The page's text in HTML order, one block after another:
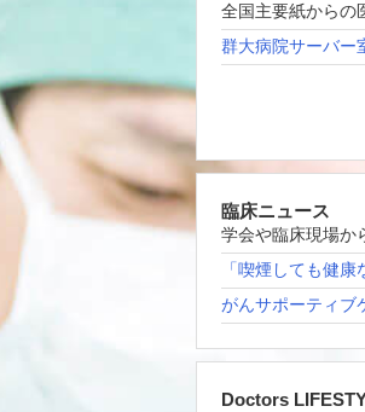
全国主要紙からの
群大病院サーバー
臨床ニュース
学会や臨床現場か
「喫煙しても健
がんサポーティブ
Doctors